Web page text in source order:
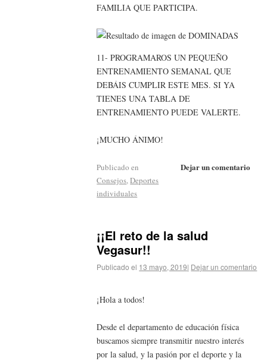
FAMILIA QUE PARTICIPA.
11- PROGRAMAROS UN PEQUEÑO
ENTRENAMIENTO SEMANAL QUE
DEBÁIS CUMPLIR ESTE MES. SI YA
TIENES UNA TABLA DE
ENTRENAMIENTO PUEDE VALERTE.
¡MUCHO ÁNIMO!
Dejar un comentario
Publicado en
Consejos,Deportes
individuales
¡¡El reto de la salud
Vegasur!!
Publicado el 13 mayo, 2019| Dejar un comentario
¡Hola a todos!
Desde el departamento de educación física
buscamos siempre transmitir nuestro interés
por la salud, y la pasión por el deporte y la